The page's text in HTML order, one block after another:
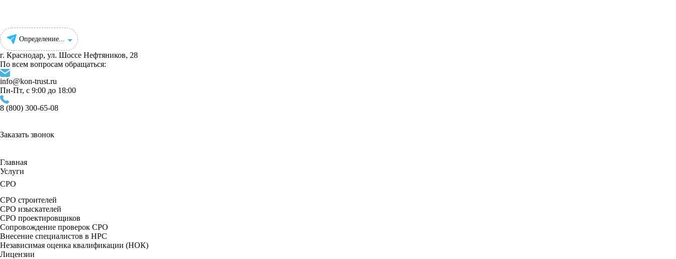
Определение...
г. Краснодар, ул. Шоссе Нефтяников, 28
По всем вопросам обращаться:
info@kon-trust.ru
Пн-Пт, с 9:00 до 18:00
8 (800) 300-65-08
Заказать звонок
Главная
Услуги
СРО
СРО строителей
СРО изыскателей
СРО проектировщиков
Сопровождение проверок СРО
Внесение специалистов в НРС
Независимая оценка квалификации (НОК)
Лицензии